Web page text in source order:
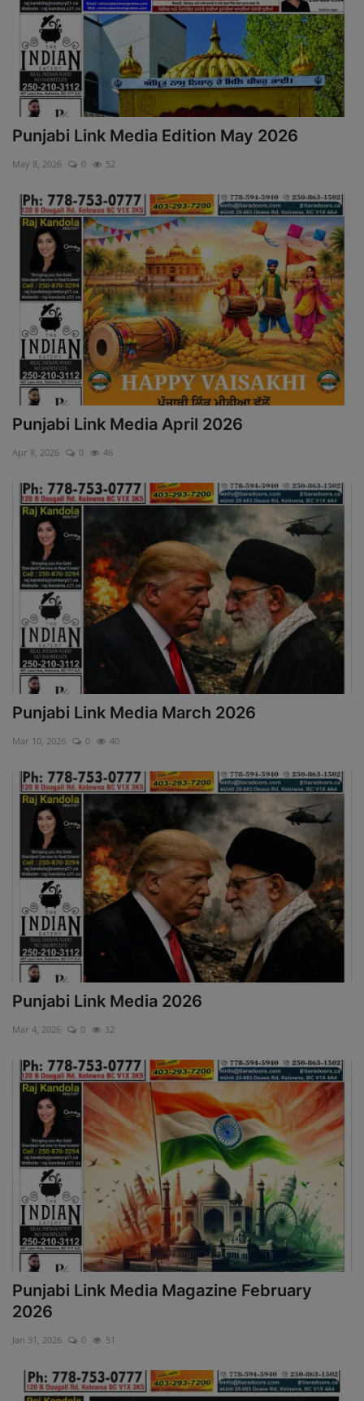
Punjabi Link Media Edition May 2026
May 8, 2026 0 52
Punjabi Link Media April 2026
Apr 8, 2026 0 46
Punjabi Link Media March 2026
Mar 10, 2026 0 40
Punjabi Link Media 2026
Mar 4, 2026 0 32
Punjabi Link Media Magazine February
2026
Jan 31, 2026 0 51